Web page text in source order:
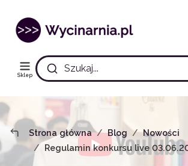
Sklep
Szukaj...
Strona główna Blog
Nowości
Regulamin konkursu live